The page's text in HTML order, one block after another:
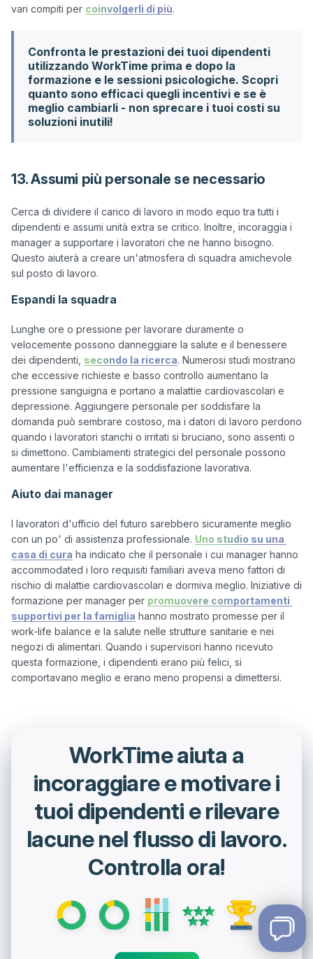
vari compiti per coinvolgerli di più
Confronta le prestazioni dei tuoi dipendenti
utilizzando WorkTime prima e dopo la
formazione e le sessioni psicologiche. Scopri
quanto sono efficaci quegli incentivi e se è
meglio cambiarli - non sprecare i tuoi costi su
soluzioni inutili!
13. Assumi più personale se necessario
Cerca di dividere il carico di lavoro in modo equo tra tutti i
dipendenti e assumi unità extra se critico. Inoltre, incoraggia i
manager a supportare i lavoratori che ne hanno bisogno.
Questo aiuterà a creare un'atmosfera di squadra amichevole
Espandi la squadra
Lunghe ore o pressione per lavorare duramente o
velocemente possono danneggiare la salute e il benessere
dei dipendenti, secondo la ricerca. Numerosi studi mostrano
che eccessive richieste e basso controllo aumentano la
pressione sanguigna e portano a malattie cardiovascolari e
depressione. Aggiungere personale per soddisfare la
domanda può sembrare costoso, ma i datori di lavoro perdono
quando i lavoratori stanchi o irritati si bruciano, sono assenti o
si dimettono. Cambiamenti strategici del personale possono
Aiuto dai manager
I lavoratori d'ufficio del futuro sarebbero sicuramente meglio
con un po' di assistenza professionale. Uno studio su una
casa di cura ha indicato che il personale i cui manager hanno
accommodated i loro requisiti familiari aveva meno fattori di
rischio di malattie cardiovascolari e dormiva meglio. Iniziative di
formazione per manager per promuovere comportamenti
supportivi per la famiglia hanno mostrato promesse per il
work-life balance e la salute nelle strutture sanitarie e nei
negozi di alimentari. Quando i supervisori hanno ricevuto
questa formazione, i dipendenti erano più felici, si
WorkTime aiuta a
incoraggiare e motivare i
tuoi dipendenti e rilevare
lacune nel flusso di lavoro.
Controlla ora!